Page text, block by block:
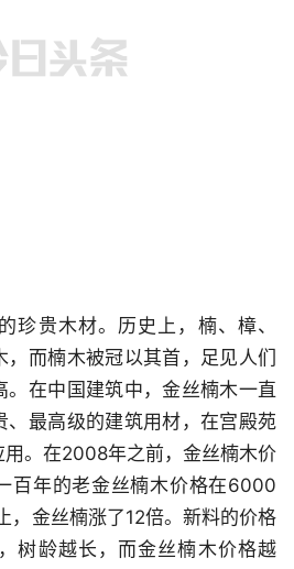
珍贵木材。历史上，楠、樟、
而楠木被冠以其首，足见人们
。在中国建筑中，金丝楠木一直
、最高级的建筑用材，在宫殿苑
用。在2008年之前，金丝楠木价
百年的老金丝楠木价格在6000
，金丝楠涨了12倍。新料的价格
树龄越长，而金丝楠木价格越